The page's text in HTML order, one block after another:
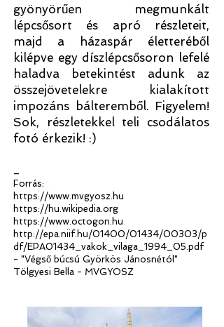
gyönyörűen megmunkált
lépcsősort és apró részleteit,
majd a házaspár életteréből
kilépve egy díszlépcsősoron lefelé
haladva betekintést adunk az
összejövetelekre kialakított
impozáns bálteremből. Figyelem!
Sok, részletekkel teli csodálatos
fotó érkezik! :)
Forrás:
https://www.mvgyosz.hu
https://hu.wikipedia.org
https://www.octogon.hu
http://epa.niif.hu/01400/01434/00303/p
df/EPA01434_vakok_vilaga_1994_05.pdf
- "Végső búcsú Györkös Jánosnétól"
Tölgyesi Bella - MVGYOSZ